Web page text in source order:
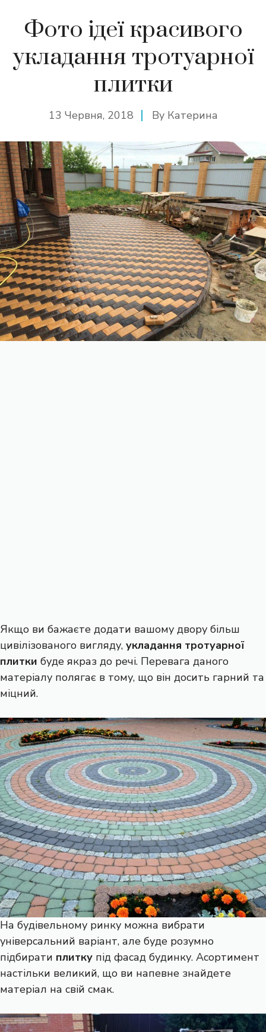
Фото ідеї красивого
укладання тротуарної
плитки
13 Червня, 2018 By Катерина
Якщо ви бажаєте додати вашому двору більш
цивілізованого вигляду, укладання тротуарної
плитки буде якраз до речі. Перевага даного
матеріалу полягає в тому, що він досить гарний та
міцний.
На будівельному ринку можна вибрати
універсальний варіант, але буде розумно
підбирати плитку під фасад будинку. Асортимент
настільки великий, що ви напевне знайдете
матеріал на свій смак.